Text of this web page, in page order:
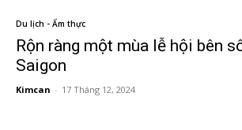
Du lịch - Ẩm thực
Rộn ràng một mùa lễ hội bên
Saigon
Kimcan - 17 Tháng 12, 2024